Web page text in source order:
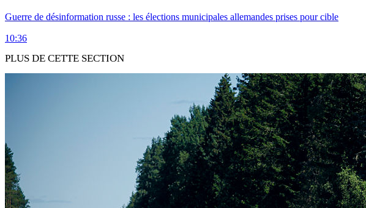
Guerre de désinformation russe : les élections municipales allemandes prises pour cible
10:36
PLUS DE CETTE SECTION